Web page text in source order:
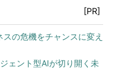
[PR]
の危機をチャンスに変え
ェント型AIが切り開く未